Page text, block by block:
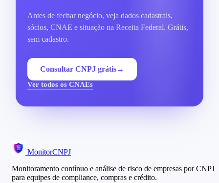
Antes de fechar negócio, veja dados cadastrais,
sócios, CNAE e situação na Receita Federal. Grátis,
sem cadastro.
Consultar CNPJ grátis→
Ver todos os CNAEs
MonitorCNPJ
Monitoramento contínuo e análise de risco de empresas por CNPJ
para equipes de compliance, compras e crédito.